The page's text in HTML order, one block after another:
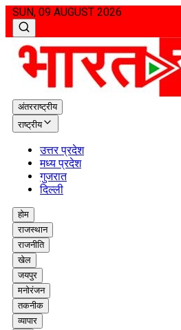
SUN, 09 AUGUST 2026
अंतरराष्ट्रीय
राष्ट्रीय
उत्तर प्रदेश
मध्य प्रदेश
गुजरात
दिल्ली
होम
राजस्थान
राजनीति
खेल
जयपुर
मनोरंजन
तकनीक
व्यापार